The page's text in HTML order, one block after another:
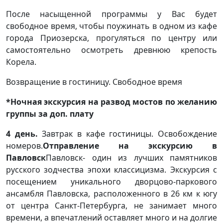
После насыщенной программы у Вас будет
свободное время, чтобы поужинать в одном из кафе
города Приозерска, прогуляться по центру или
самостоятельно осмотреть древнюю крепость
Корела.
Возвращение в гостиницу. Свободное время
*Ночная экскурсия на развод мостов по желанию
группы за доп. плату
4 день. Завтрак в кафе гостиницы. Освобождение
номеров.Отправление на экскурсию в
ПавловскПавловск- один из лучших памятников
русского зодчества эпохи классицизма. Экскурсия с
посещением уникального дворцово-паркового
ансамбля Павловска, расположенного в 26 км к югу
от центра Санкт-Петербурга, не занимает много
времени, а впечатлений оставляет много и на долгие